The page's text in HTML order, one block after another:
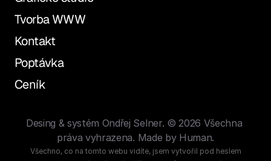
Grafické studio
Tvorba WWW
Tvorba WWW
Kontakt
Kontakt
Poptávka
Poptávka
Ceník
Desing & systém Ondřej Selner. © 2026 Všechna
práva vyhrazena. Made by Human.
Všechno, co na tomto webu vidíte, jsem vytvořil pod heslem